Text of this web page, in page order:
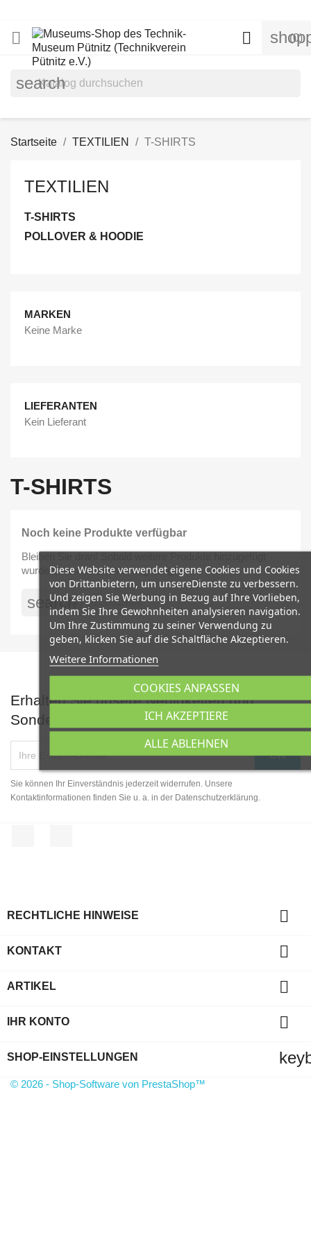
 (0)

search
Diese Website verwendet eigene Cookies und Cookies
von Drittanbietern, um unsereDienste zu verbessern.
Und zeigen Sie Werbung in Bezug auf Ihre Vorlieben,
indem Sie Ihre Gewohnheiten analysieren navigation.
Um Ihre Zustimmung zu seiner Verwendung zu
geben, klicken Sie auf die Schaltfläche Akzeptieren.
Weitere Informationen
COOKIES ANPASSEN
ALLE ABLEHNEN
ICH AKZEPTIERE
Startseite TEXTILIEN T-SHIRTS
TEXTILIEN
T-SHIRTS
POLLOVER & HOODIE
MARKEN
Keine Marke
LIEFERANTEN
Kein Lieferant
T-SHIRTS
Noch keine Produkte verfügbar
Bleiben Sie dran! Sobald weitere Produkte hinzugefügt
wurden, werden sie hier angezeigt.
search
Erhalten Sie unsere Neuigkeiten und
Sonderangebote
Sie können Ihr Einverständnis jederzeit widerrufen. Unsere
Kontaktinformationen finden Sie u. a. in der Datenschutzerklärung.
RECHTLICHE HINWEISE 
KONTAKT 
ARTIKEL 
IHR KONTO 
SHOP-EINSTELLUNGEN
© 2026 - Shop-Software von PrestaShop™